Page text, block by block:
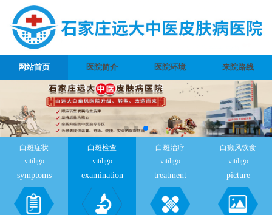
网站首页 医院简介 医院环境 来院路线
白斑症状
vitiligo
symptoms
白斑检查
vitiligo
examination
白斑治疗
vitiligo
treatment
白癜风饮食
vitiligo
picture